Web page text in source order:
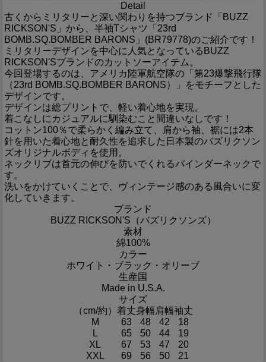
Detail
古くからミリタリーと深い関わりを持つブランド「BUZZ
RICKSON'S」から、半袖Tシャツ「23rd
BOMB.SQ.BOMBER BARONS」(BR79778)のご紹介です！
ミリタリーデザインを中心に人気となっているBUZZ
RICKSON'Sブランドのカットソーアイテム。
今回登場するのは、アメリカ陸軍航空隊の「第23爆撃飛行隊
（23rd BOMB.SQ.BOMBER BARONS）」をモチーフとした
デザインです。
デザインは総プリントで、軽い着心地を実現。
着こなしにカジュアルに馴染むこと間違いなしです！
コットン100％で柔らかく編み立て、肩から袖、裾には2本
針を用いた着心地と耐久性を追求した日本製のバズリクソン
ズオリジナルボディを使用。
ネックリブは首元の伸びを防いでくれるバインダーネックで
す。
洗いをかけていくことで、ヴィンテージ感のある風合いに変
化していきます。
ブランド
BUZZ RICKSON'S（バズリクソンズ）
素材
綿100%
カラー
ホワイト・ブラック・オリーブ
生産国
Made in U.S.A.
サイズ
（cm/約） 着丈身幅肩幅袖丈
M
63 48 42
18
L
65 50 44
19
XL
67 53 47
20
XXL
69 56 50 21